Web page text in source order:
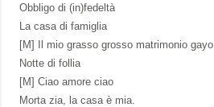
Obbligo di (in)fedeltà
La casa di famiglia
[M] Il mio grasso grosso matrimonio gayo
Notte di follia
[M] Ciao amore ciao
Morta zia, la casa è mia.